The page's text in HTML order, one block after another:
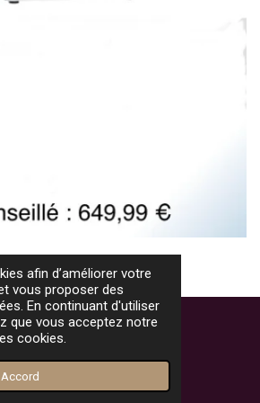
afin d’améliorer votre
vous proposer des
En continuant d'utiliser
que vous acceptez notre
cookies.
Accord
HAUT